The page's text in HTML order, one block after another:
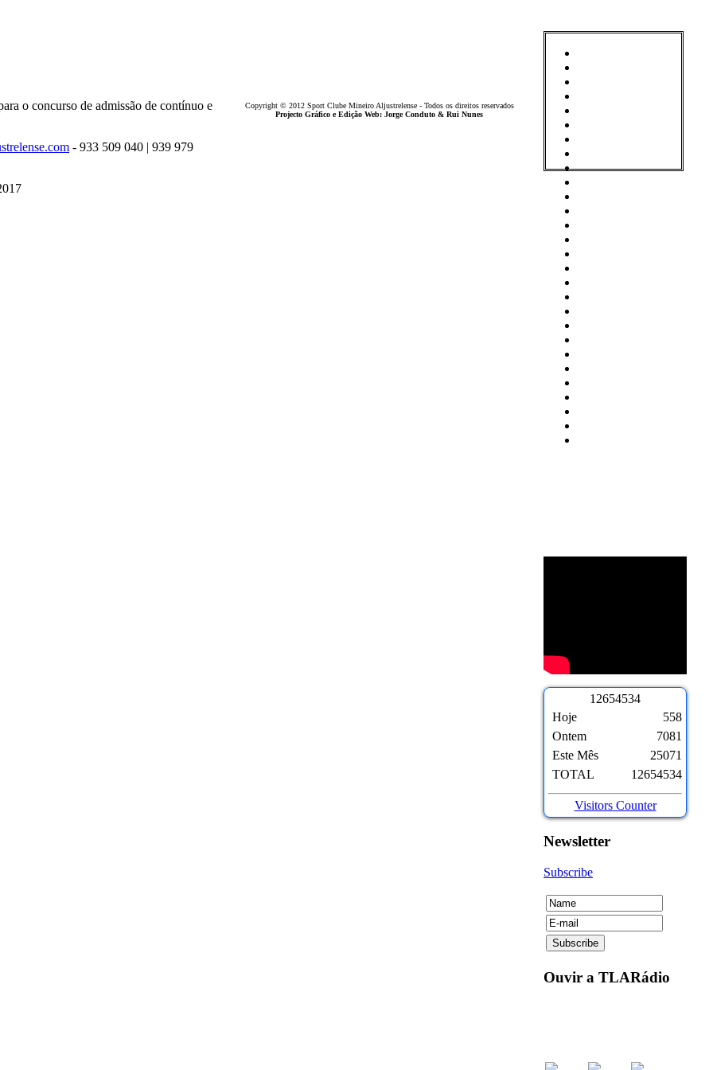
12654534
Hoje
Ontem
Este Mês
TOTAL
558
7081
25071
12654534
Visitors Counter
Newsletter
Subscribe
Ouvir a TLARádio
o concurso de admissão de contínuo e
- 933 509 040 | 939 979
Copyright © 2012 Sport Clube Mineiro Aljustrelense - Todos os direitos reservados
Projecto Gráfico e Edição Web: Jorge Conduto & Rui Nunes